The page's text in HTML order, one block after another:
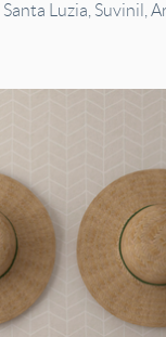
Luzia, Suvinil,